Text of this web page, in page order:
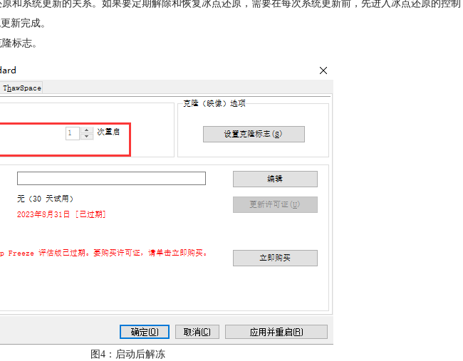
和系统更新的关系。如果要定期解除和恢复冰点还原，需要在每次系统更新前，先进入冰点还原的控制
新完成。
标志。
图4：启动后解冻